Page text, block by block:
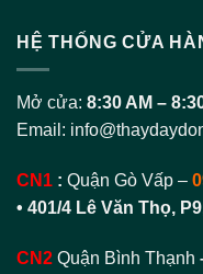
HỆ THỐNG CỬA
Mở cửa: 8:30 AM –
Email:
CN1 : Quận Gò Vấp –
• 401/4 Lê Văn Thọ,
CN2 Quận Bình Thạnh